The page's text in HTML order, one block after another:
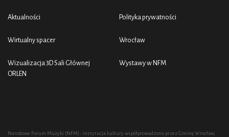
Aktualności
Wirtualny spacer
Wizualizacja 3D Sali Głównej
ORLEN
Polityka prywatności
Wrocław
Wystawy w NFM
Narodowe Forum Muzyki (NFM) - instytucja kultury współprowadzona przez Gminę Wrocław,